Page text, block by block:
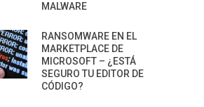
MALWARE
RANSOMWARE EN EL
MARKETPLACE DE
MICROSOFT – ¿ESTÁ
SEGURO TU EDITOR DE
CÓDIGO?